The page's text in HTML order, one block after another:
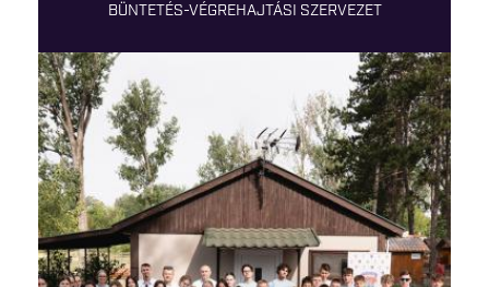
BÜNTETÉS-VÉGREHAJTÁSI SZERVEZET